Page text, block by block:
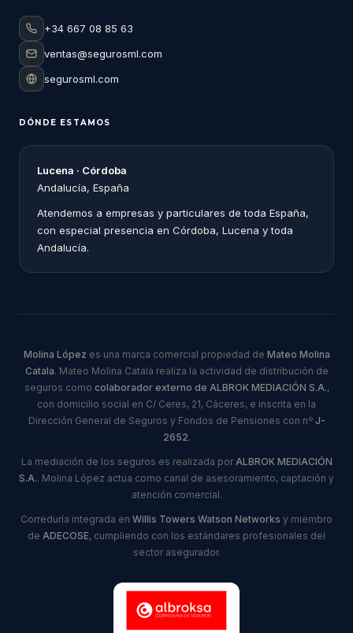
+34 667 08 85 63
ventas@segurosml.com
segurosml.com
DÓNDE ESTAMOS
Lucena · Córdoba
Andalucía, España
Atendemos a empresas y particulares de toda España,
con especial presencia en Córdoba, Lucena y toda
Andalucía.
Molina López es una marca comercial propiedad de Mateo Molina
Catala. Mateo Molina Catala realiza la actividad de distribución de
seguros como colaborador externo de ALBROK MEDIACIÓN S.A.,
con domicilio social en C/ Ceres, 21, Cáceres, e inscrita en la
Dirección General de Seguros y Fondos de Pensiones con nº J-
2652.
La mediación de los seguros es realizada por ALBROK MEDIACIÓN
S.A.. Molina López actúa como canal de asesoramiento, captación y
atención comercial.
Correduría integrada en Willis Towers Watson Networks y miembro
de ADECOSE, cumpliendo con los estándares profesionales del
sector asegurador.